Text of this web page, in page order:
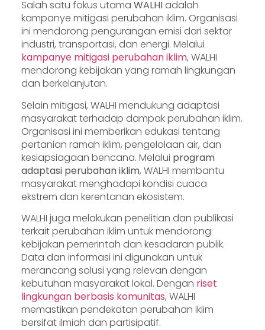
Salah satu fokus utama WALHIadalah
kampanye mitigasi perubahan iklim. Organisasi
ini mendorong pengurangan emisi dari sektor
industri, transportasi, dan energi. Melalui
kampanye mitigasi perubahan iklim, WALHI
mendorong kebijakan yang ramah lingkungan
dan berkelanjutan.
Selain mitigasi, WALHI mendukung adaptasi
masyarakat terhadap dampak perubahan iklim.
Organisasi ini memberikan edukasi tentang
pertanian ramah iklim, pengelolaan air, dan
kesiapsiagaan bencana. Melalui program
adaptasi perubahan iklim, WALHI membantu
masyarakat menghadapi kondisi cuaca
ekstrem dan kerentanan ekosistem.
WALHI juga melakukan penelitian dan publikasi
terkait perubahan iklim untuk mendorong
kebijakan pemerintah dan kesadaran publik.
Data dan informasi ini digunakan untuk
merancang solusi yang relevan dengan
kebutuhan masyarakat lokal. Dengan riset
lingkungan berbasis komunitas, WALHI
memastikan pendekatan perubahan iklim
bersifat ilmiah dan partisipatif.